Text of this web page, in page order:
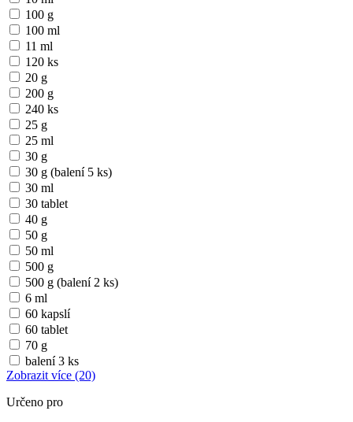
100 g
100 ml
11 ml
120 ks
20 g
200 g
240 ks
25 g
25 ml
30 g
30 g (balení 5 ks)
30 ml
30 tablet
40 g
50 g
50 ml
500 g
500 g (balení 2 ks)
6 ml
60 kapslí
60 tablet
70 g
balení 3 ks
Zobrazit více (20)
Určeno pro